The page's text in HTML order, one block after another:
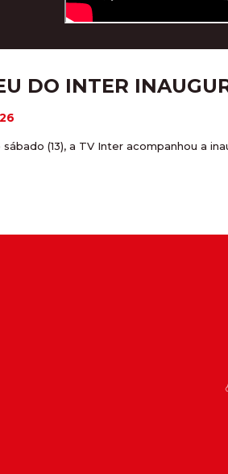
DO INTER
(13), a TV Inter acompanhou a